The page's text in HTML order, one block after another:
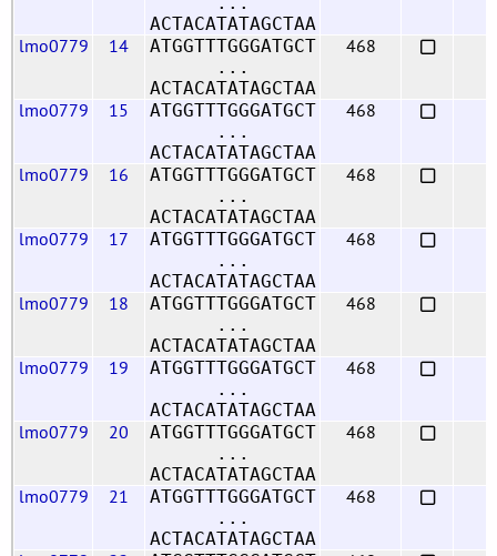
ACTACATATAGCTAA
lmo0779 14
ATGGTTTGGGATGCT
...
ACTACATATAGCTAA
468
lmo0779 15
ATGGTTTGGGATGCT
...
ACTACATATAGCTAA
468
lmo0779 16
ATGGTTTGGGATGCT
...
ACTACATATAGCTAA
468
lmo0779 17
ATGGTTTGGGATGCT
...
ACTACATATAGCTAA
468
lmo0779 18
ATGGTTTGGGATGCT
...
ACTACATATAGCTAA
468
lmo0779 19
ATGGTTTGGGATGCT
...
ACTACATATAGCTAA
468
lmo0779 20
ATGGTTTGGGATGCT
...
ACTACATATAGCTAA
468
lmo0779 21
ATGGTTTGGGATGCT
...
ACTACATATAGCTAA
468